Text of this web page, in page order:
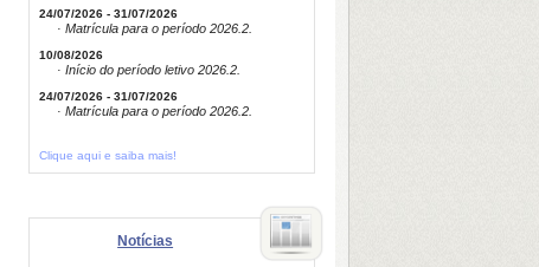
24/07/2026 - 31/07/2026
· Matrícula para o período 2026.2.
10/08/2026
· Início do período letivo 2026.2.
24/07/2026 - 31/07/2026
· Matrícula para o período 2026.2.
Clique aqui e saiba mais!
Notícias